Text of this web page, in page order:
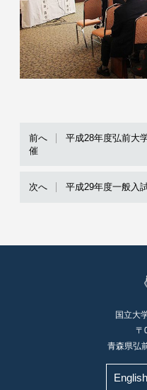
前へ
平成28年度弘前大
催
次へ 平成29年度一般入
国立大
〒
青森県弘
English